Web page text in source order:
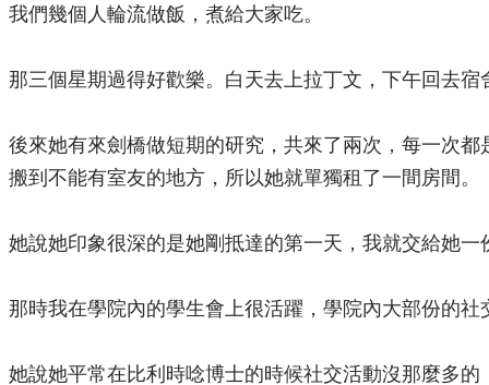
我們幾個人輪流做飯，煮給大家吃。
那三個星期過得好歡樂。白天去上拉丁文，下午回去宿
後來她有來劍橋做短期的研究，共來了兩次，每一次
搬到不能有室友的地方，所以她就單獨租了一間房間。
她說她印象很深的是她剛抵達的第一天，我就交給她
那時我在學院內的學生會上很活躍，學院內大部份的
她說她平常在比利時唸博士的時候社交活動沒那麼多